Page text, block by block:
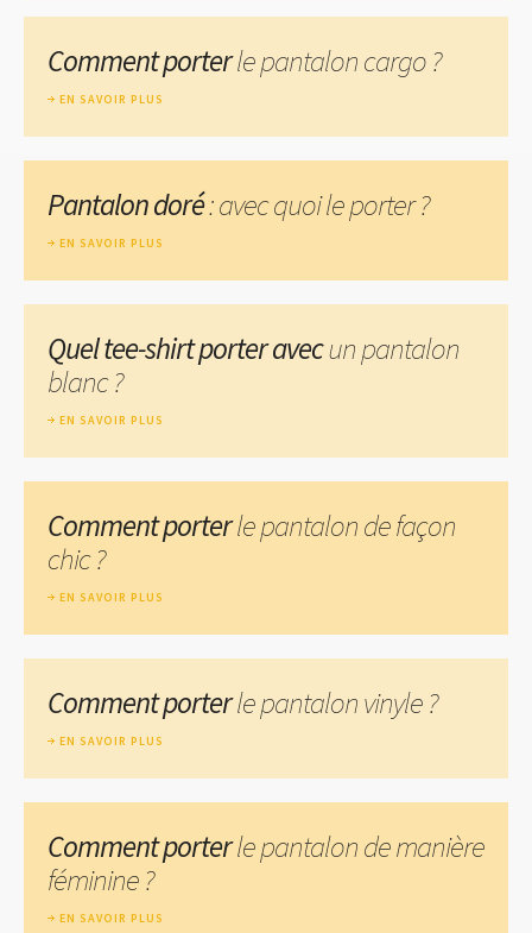
Comment porterle pantalon cargo ?
EN SAVOIR PLUS
Pantalon doré: avec quoi le porter ?
EN SAVOIR PLUS
Quel tee-shirt porter avecun pantalon
blanc ?
EN SAVOIR PLUS
Comment porterle pantalon de façon
chic ?
EN SAVOIR PLUS
Comment porterle pantalon vinyle ?
EN SAVOIR PLUS
Comment porterle pantalon de manière
féminine ?
EN SAVOIR PLUS